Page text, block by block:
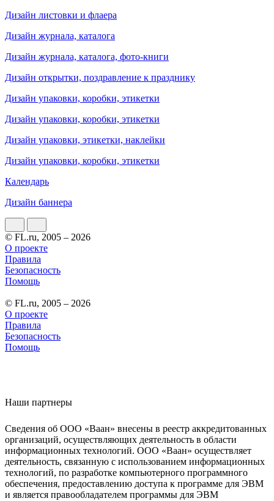
Дизайн листовки и флаера
Дизайн журнала, каталога
Дизайн журнала, каталога, фото-книги
Дизайн открытки, поздравление к празднику
Дизайн упаковки, коробки, этикетки
Дизайн упаковки, коробки, этикетки
Дизайн упаковки, этикетки, наклейки
Дизайн упаковки, коробки, этикетки
Календарь
Дизайн баннера
© FL.ru, 2005 – 2026
О проекте
Правила
Безопасность
Помощь
© FL.ru, 2005 – 2026
О проекте
Правила
Безопасность
Помощь
Наши партнеры
Сведения об ООО «Ваан» внесены в реестр аккредитованных
организаций, осуществляющих деятельность в области
информационных технологий. ООО «Ваан» осуществляет
деятельность, связанную с использованием информационных
технологий, по разработке компьютерного программного
обеспечения, предоставлению доступа к программе для ЭВМ
и является правообладателем программы для ЭВМ